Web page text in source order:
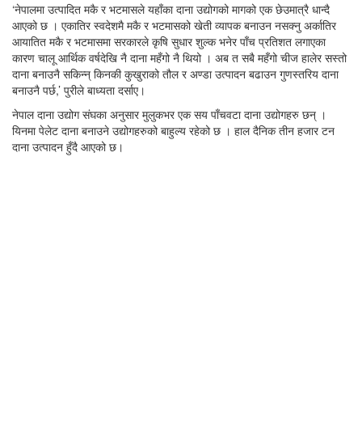
‘नेपालमा उत्पादित मकै र भटमासले यहाँका दाना उद्योगको मागको एक छेउमात्रै धान्दै
आएको छ । एकातिर स्वदेशमै मकै र भटमासको खेती व्यापक बनाउन नसक्नु अर्कातिर
आयातित मकै र भटमासमा सरकारले कृषि सुधार शुल्क भनेर पाँच प्रतिशत लगाएका
कारण चालू आर्थिक वर्षदेखि नै दाना महँगो नै थियो । अब त सबै महँगो चीज हालेर सस्तो
दाना बनाउनै सकिन्न् किनकी कुखुराको तौल र अण्डा उत्पादन बढाउन गुणस्तरिय दाना
बनाउनै पर्छ,’ पुरीले बाध्यता दर्साए।
नेपाल दाना उद्योग संघका अनुसार मुलुकभर एक सय पाँचवटा दाना उद्योगहरु छन् ।
यिनमा पेलेट दाना बनाउने उद्योगहरुको बाहुल्य रहेको छ । हाल दैनिक तीन हजार टन
दाना उत्पादन हुँदै आएको छ।